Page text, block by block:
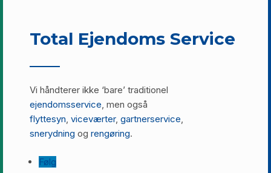
Total Ejendoms Service
Vi håndterer ikke ‘bare’ traditionel
ejendomsservice, men også
flyttesyn, viceværter, gartnerservice,
snerydning og rengøring.
Følg